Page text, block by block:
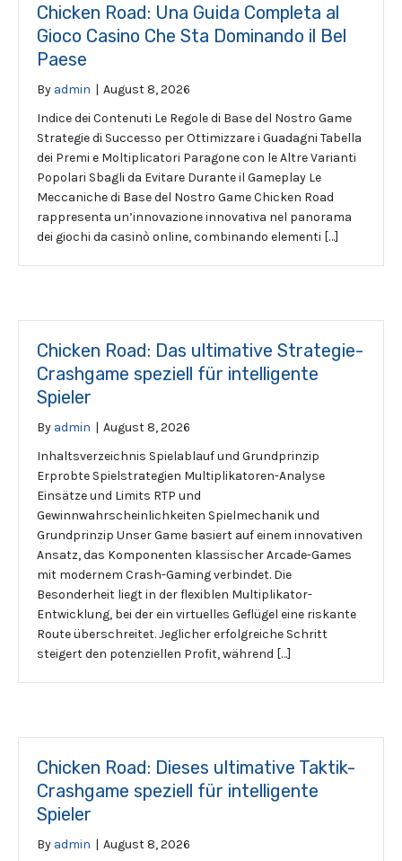
Chicken Road: Una Guida Completa al
Gioco Casino Che Sta Dominando il Bel
Paese
By admin | August 8, 2026
Indice dei Contenuti Le Regole di Base del Nostro Game
Strategie di Successo per Ottimizzare i Guadagni Tabella
dei Premi e Moltiplicatori Paragone con le Altre Varianti
Popolari Sbagli da Evitare Durante il Gameplay Le
Meccaniche di Base del Nostro Game Chicken Road
rappresenta un’innovazione innovativa nel panorama
dei giochi da casinò online, combinando elementi […]
Chicken Road: Das ultimative Strategie-
Crashgame speziell für intelligente
Spieler
By admin | August 8, 2026
Inhaltsverzeichnis Spielablauf und Grundprinzip
Erprobte Spielstrategien Multiplikatoren-Analyse
Einsätze und Limits RTP und
Gewinnwahrscheinlichkeiten Spielmechanik und
Grundprinzip Unser Game basiert auf einem innovativen
Ansatz, das Komponenten klassischer Arcade-Games
mit modernem Crash-Gaming verbindet. Die
Besonderheit liegt in der flexiblen Multiplikator-
Entwicklung, bei der ein virtuelles Geflügel eine riskante
Route überschreitet. Jeglicher erfolgreiche Schritt
steigert den potenziellen Profit, während […]
Chicken Road: Dieses ultimative Taktik-
Crashgame speziell für intelligente
Spieler
By admin | August 8, 2026